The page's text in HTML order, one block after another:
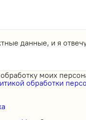
данные, и я
обработку моих
обработки